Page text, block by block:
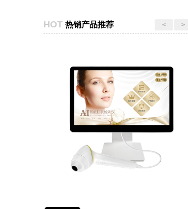
HOT 热销产品推荐 < >